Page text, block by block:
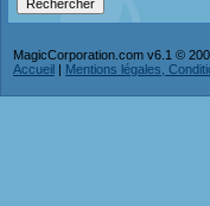
MagicCorporation.com v6.1 ©
Accueil | Mentions légales,